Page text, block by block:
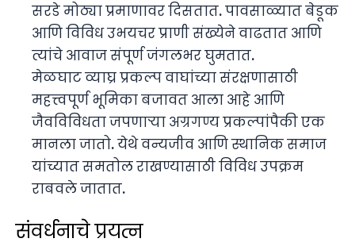
सरडे मोठ्या प्रमाणावर दिसतात. पावसाळ्यात बेडूक
आणि विविध उभयचर प्राणी संख्येने वाढतात आणि
त्यांचे आवाज संपूर्ण जंगलभर घुमतात.
मेळघाट व्याघ्र प्रकल्प वाघांच्या संरक्षणासाठी
महत्त्वपूर्ण भूमिका बजावत आला आहे आणि
जैवविविधता जपणाऱ्या अग्रगण्य प्रकल्पांपैकी एक
मानला जातो. येथे वन्यजीव आणि स्थानिक समाज
यांच्यात समतोल राखण्यासाठी विविध उपक्रम
राबवले जातात.
संवर्धनाचे प्रयत्न